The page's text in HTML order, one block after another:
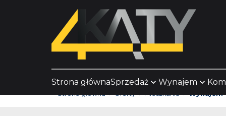
Strona głównaSprzedaż Wynajem
Strona główna Oferty Mieszkania Wynajem